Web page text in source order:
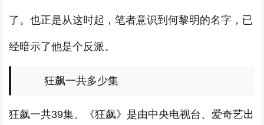
了。也正是从这时起，笔者意识到何黎明的名字，已
经暗示了他是个反派。
狂飙一共多少集
狂飙一共39集。《狂飙》是由中央电视台、爱奇艺出